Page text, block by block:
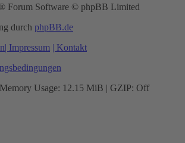
Forum Software © phpBB Limited
durch phpBB.de
| Impressum | Kontakt
Usage: 12.15 MiB | GZIP: Off